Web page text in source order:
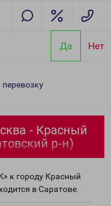
Да Нет
перевозку
- Красный
р-н)
к городу Красный
в Саратове.